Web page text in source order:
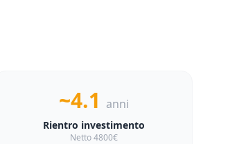
~4.1 anni
Rientro investimento
Netto 4800€